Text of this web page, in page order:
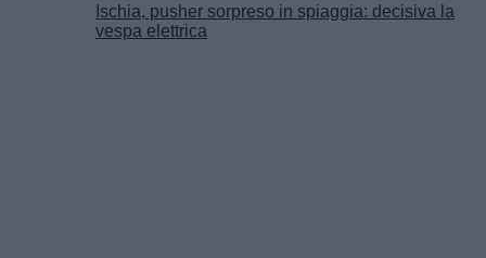
Ischia, pusher sorpreso in spiaggia: decisiva la
vespa elettrica